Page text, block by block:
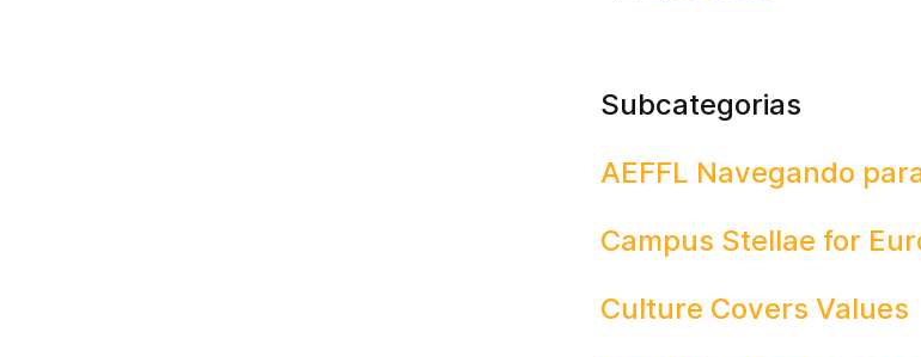
Subcategorias
AEFFL Navegando
Campus Stellae for
Culture Covers Values